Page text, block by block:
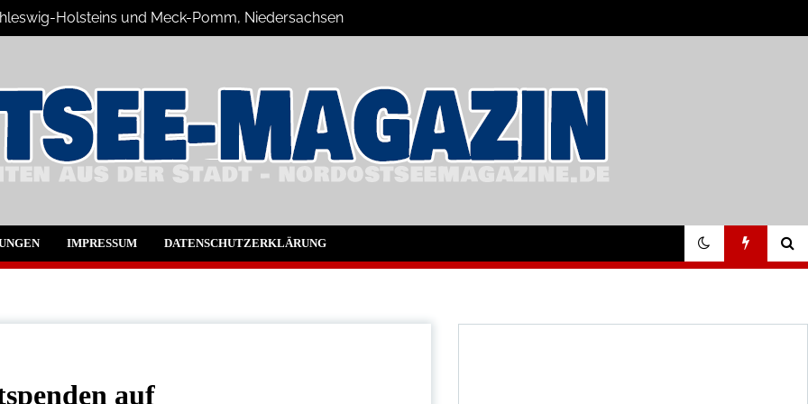
Holsteins und Meck-Pomm, Niedersachsen
Blog
IMPRESSUM DATENSCHUTZERKLÄRUNG
auf